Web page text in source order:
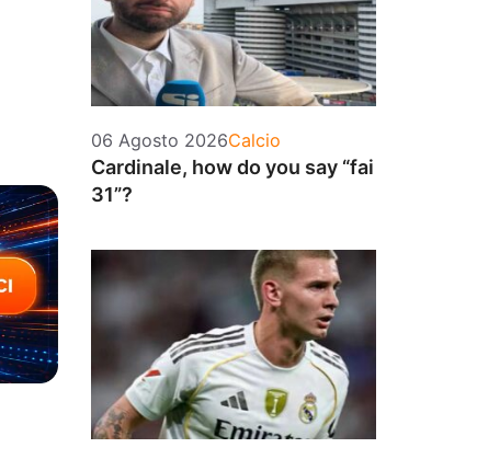
06 Agosto 2026Categorie
Calcio
Cardinale, how do you say “fai
31”?